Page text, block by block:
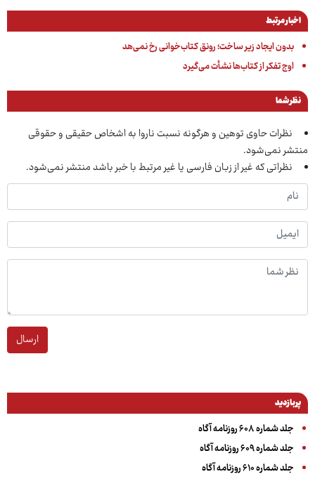
اخبار مرتبط
بدون ایجاد زیر ساخت؛ رونق کتاب‌خوانی رخ نمی‌هد
اوج تفکر از کتاب‌ها نشأت می‌گیرد
نظر شما
نظرات حاوی توهین و هرگونه نسبت ناروا به اشخاص حقیقی و حقوقی
منتشر نمی‌شود.
نظراتی که غیر از زبان فارسی یا غیر مرتبط با خبر باشد منتشر نمی‌شود.
ارسال
پربازدید
جلد شماره ۶۰۸ روزنامه آگاه
جلد شماره ۶۰۹ روزنامه آگاه
جلد شماره ۶۱۰ روزنامه آگاه